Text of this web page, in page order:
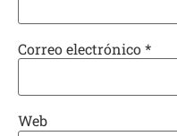
Correo electrónico*
Web